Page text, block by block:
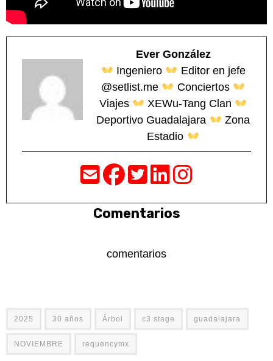
Ever González
Ingeniero
Editor en jefe
@setlist.me
Conciertos
Viajes
XEWu-Tang Clan
Deportivo Guadalajara
Zona
Estadio
Comentarios
comentarios
2025 30 años Árbol c3 stage guadalajara
NOVIEMBRE requencymx